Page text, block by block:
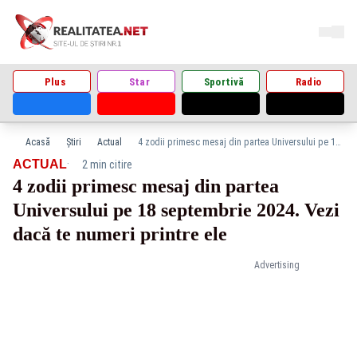
Plus Star Sportivă Radio
Acasă Știri Actual 4 zodii primesc mesaj din partea Universului pe 18 septembrie 2024. Vezi dacă te numeri printre ele
Advertising
ACTUAL· 2 min citire
4 zodii primesc mesaj din partea
Universului pe 18 septembrie 2024. Vezi
dacă te numeri printre ele